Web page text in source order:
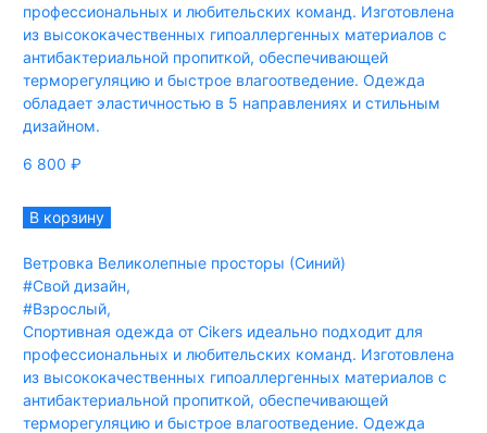
профессиональных и любительских команд. Изготовлена
из высококачественных гипоаллергенных материалов с
антибактериальной пропиткой, обеспечивающей
терморегуляцию и быстрое влагоотведение. Одежда
обладает эластичностью в 5 направлениях и стильным
дизайном.
6 800 ₽
В корзину
Ветровка Великолепные просторы (Синий)
#Свой дизайн,
#Взрослый,
Спортивная одежда от Cikers идеально подходит для
профессиональных и любительских команд. Изготовлена
из высококачественных гипоаллергенных материалов с
антибактериальной пропиткой, обеспечивающей
терморегуляцию и быстрое влагоотведение. Одежда